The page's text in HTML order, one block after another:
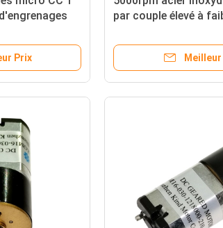
Prix
par couple élevé à